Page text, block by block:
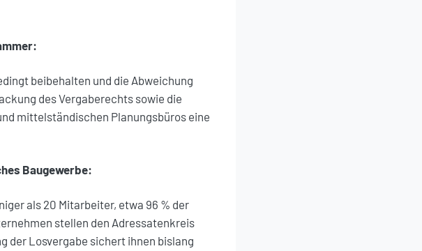
beibehalten und die Abweichung
des Vergaberechts sowie die
mittelständischen Planungsbüros eine
Baugewerbe:
als 20 Mitarbeiter, etwa 96 % der
stellen den Adressatenkreis
der Losvergabe sichert ihnen bislang